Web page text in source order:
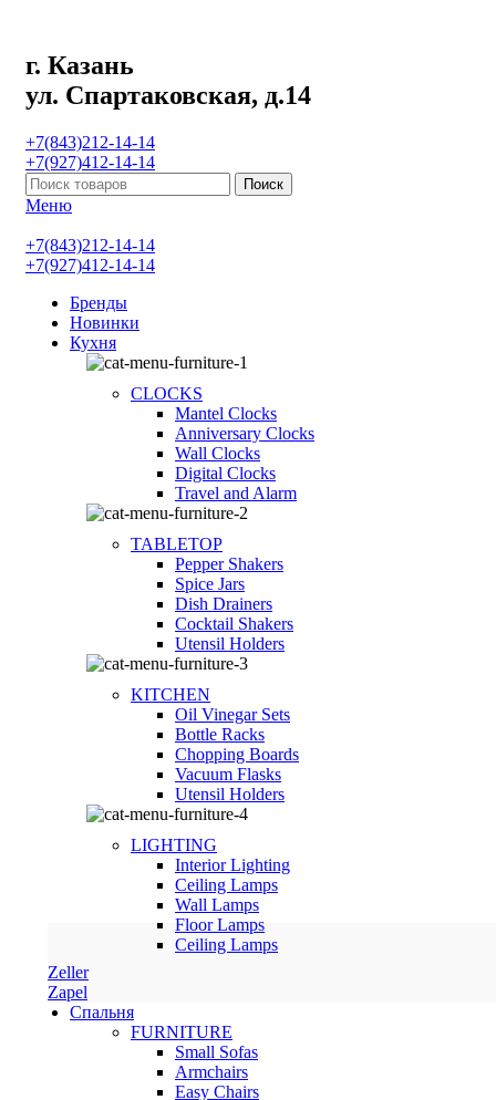
г. Казань
ул. Спартаковская, д.14
+7(843)212-14-14
+7(927)412-14-14
Поиск
Меню
+7(843)212-14-14
+7(927)412-14-14
Бренды
Новинки
Кухня
CLOCKS
Mantel Clocks
Anniversary Clocks
Wall Clocks
Digital Clocks
Travel and Alarm
TABLETOP
Pepper Shakers
Spice Jars
Dish Drainers
Сocktail Shakers
Utensil Holders
KITCHEN
Oil Vinegar Sets
Bottle Racks
Chopping Boards
Vacuum Flasks
Utensil Holders
LIGHTING
Interior Lighting
Ceiling Lamps
Wall Lamps
Floor Lamps
Ceiling Lamps
Zeller
Zapel
Спальня
FURNITURE
Small Sofas
Armchairs
Easy Chairs